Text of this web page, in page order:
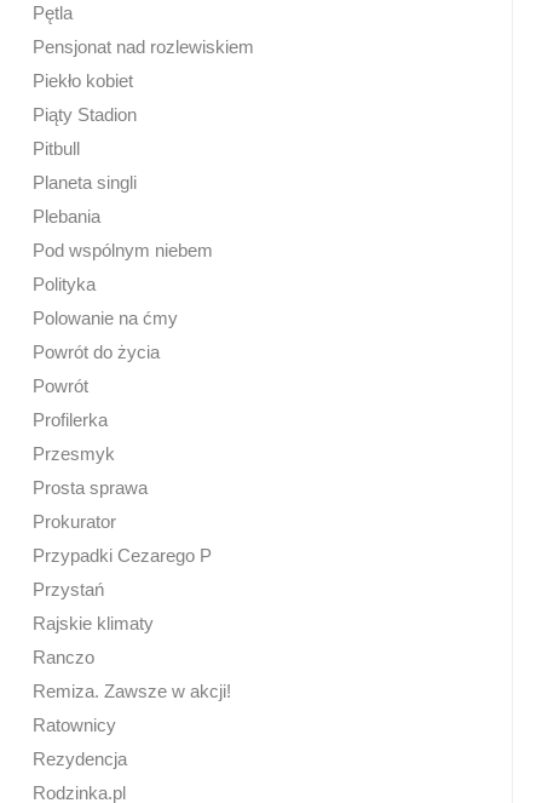
Pętla
Pensjonat nad rozlewiskiem
Piekło kobiet
Piąty Stadion
Pitbull
Planeta singli
Plebania
Pod wspólnym niebem
Polityka
Polowanie na ćmy
Powrót do życia
Powrót
Profilerka
Przesmyk
Prosta sprawa
Prokurator
Przypadki Cezarego P
Przystań
Rajskie klimaty
Ranczo
Remiza. Zawsze w akcji!
Ratownicy
Rezydencja
Rodzinka.pl